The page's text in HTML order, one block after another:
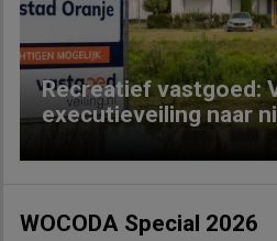
Recreatief vastgoed:
executieveiling naar
WOCODA Special 2026